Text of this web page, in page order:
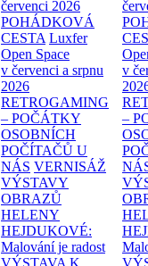
červenci 2026
POHÁDKOVÁ
CESTA Luxfer
Open Space
v červenci a srpnu
2026
RETROGAMING
– POČÁTKY
OSOBNÍCH
POČÍTAČŮ U
NÁS VERNISÁŽ
VÝSTAVY
OBRAZŮ
HELENY
HEJDUKOVÉ:
Malování je radost
VÝSTAVA K
v
–